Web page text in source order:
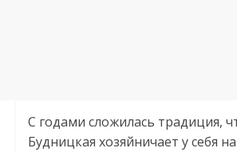
С годами сложилась традиция,
Будницкая хозяйничает у себя